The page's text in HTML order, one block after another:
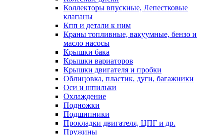
Коллекторы впускные, Лепестковые
клапаны
Кпп и детали к ним
Краны топливные, вакуумные, бензо и
масло насосы
Крышки бака
Крышки вариаторов
Крышки двигателя и пробки
Облицовка, пластик, дуги, багажники
Оси и шпильки
Охлаждение
Подножки
Подшипники
Прокладки двигателя, ЦПГ и др.
Пружины